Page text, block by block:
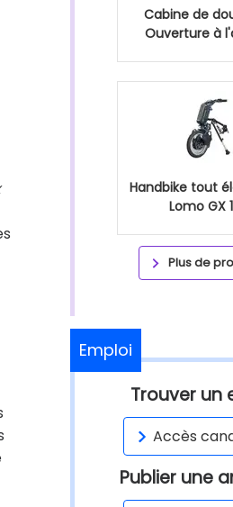
Cabine de
Ouverture à
Handbike tout
Lomo GX
Plus de
Emploi
Trouver un
Accès
Publier une